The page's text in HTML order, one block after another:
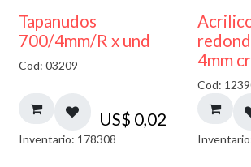
Tapanudos
700/4mm/R x und
Cod: 03209
US$ 0,02
Inventario: 178308
4mm
Cod: